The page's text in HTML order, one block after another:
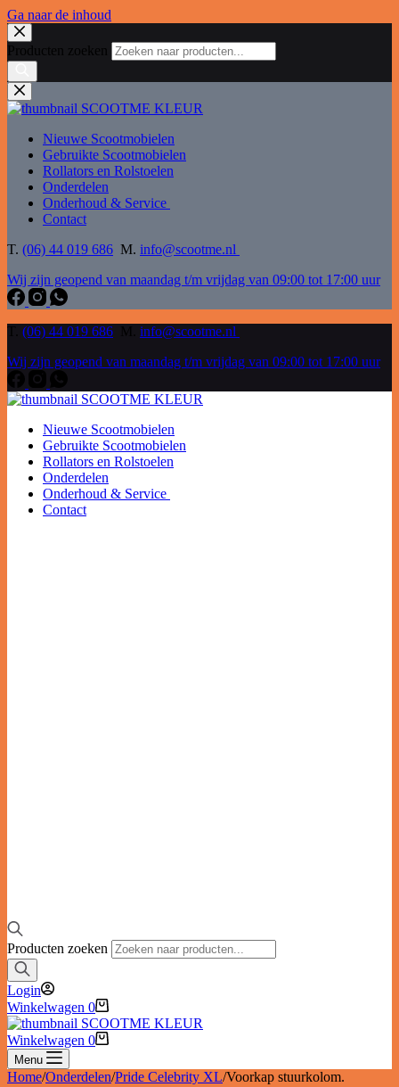
Ga naar de inhoud
Producten zoeken
Nieuwe Scootmobielen
Gebruikte Scootmobielen
Rollators en Rolstoelen
Onderdelen
Onderhoud & Service
Contact
T. (06) 44 019 686 M. info@scootme.nl
Wij zijn geopend van maandag t/m vrijdag van 09:00 tot 17:00 uur
(06) 44 019 686
info@scootme.nl
Wij zijn geopend van maandag t/m vrijdag van 09:00 tot 17:00 uur
Nieuwe Scootmobielen
Gebruikte Scootmobielen
Rollators en Rolstoelen
Onderdelen
Onderhoud & Service
Contact
Producten zoeken
Login
Winkelwagen 0
Winkelwagen 0
Menu
Home/Onderdelen/Pride Celebrity XL/Voorkap stuurkolom.